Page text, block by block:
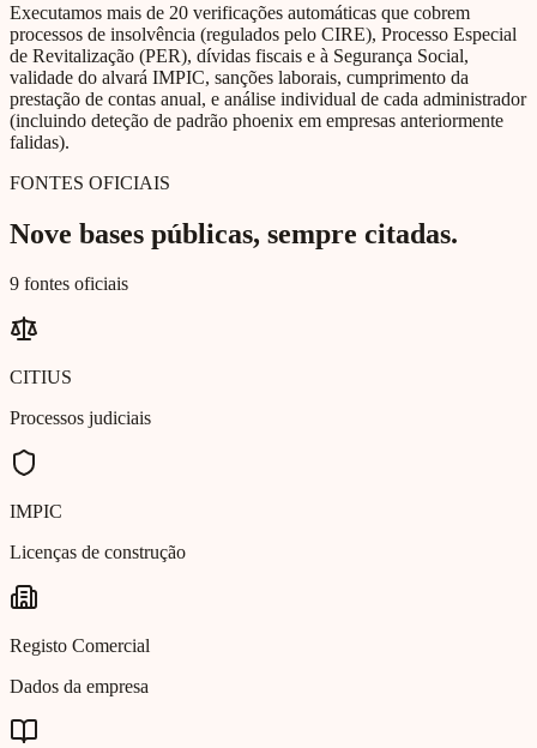
Executamos mais de 20 verificações automáticas que cobrem
processos de insolvência (regulados pelo CIRE), Processo Especial
de Revitalização (PER), dívidas fiscais e à Segurança Social,
validade do alvará IMPIC, sanções laborais, cumprimento da
prestação de contas anual, e análise individual de cada administrador
(incluindo deteção de padrão phoenix em empresas anteriormente
falidas).
FONTES OFICIAIS
Nove bases públicas, sempre citadas.
9 fontes oficiais
CITIUS
Processos judiciais
IMPIC
Licenças de construção
Registo Comercial
Dados da empresa